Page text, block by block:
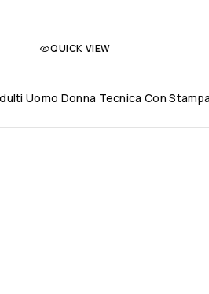
QUICK VIEW
Uomo Donna Tecnica Con